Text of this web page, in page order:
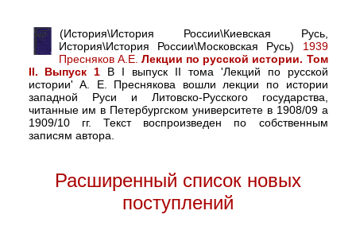
(История\История России\Киевская Русь,
История\История России\Московская Русь) 1939
Пресняков А.Е. Лекции по русской истории. Том
II. Выпуск 1 В I выпуск II тома 'Лекций по русской
истории' А. Е. Преснякова вошли лекции по истории
западной Руси и Литовско-Русского государства,
читанные им в Петербургском университете в 1908/09 а
1909/10 гг. Текст воспроизведен по собственным
записям автора.
Расширенный список новых
поступлений